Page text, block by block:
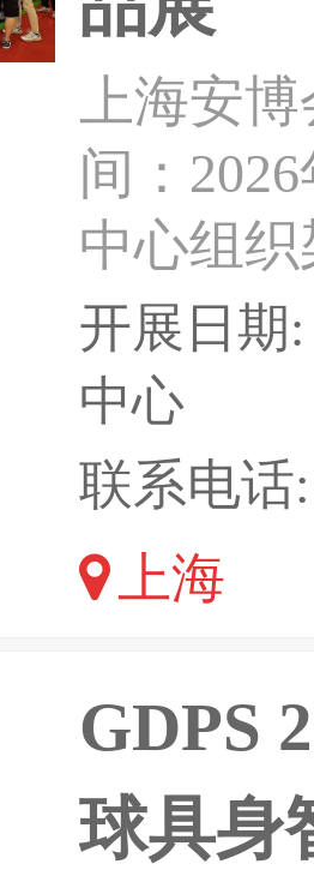
上海安
间：
中心组
协会-主
位：上
海市企
省安全
开展日期
中心
联系电话
上海
GDPS
球具身